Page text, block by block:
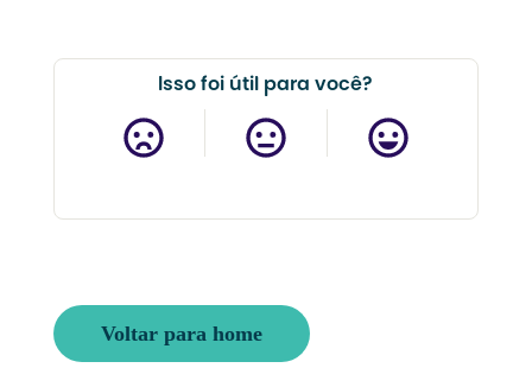
Isso foi útil para você?
Voltar para home